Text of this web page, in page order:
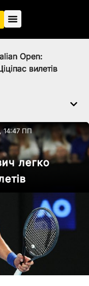
Open:
вилетів
14:47 ПП
легко